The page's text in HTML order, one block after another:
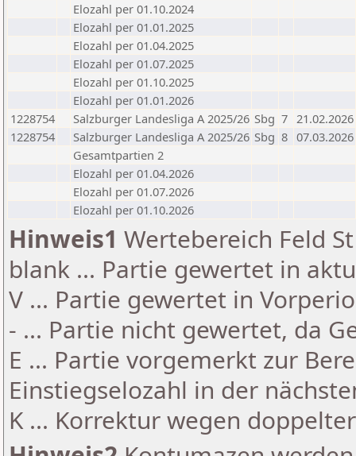
Elozahl per 01.10.2024
Elozahl per 01.01.2025
Elozahl per 01.04.2025
Elozahl per 01.07.2025
Elozahl per 01.10.2025
Elozahl per 01.01.2026
1228754
Salzburger Landesliga A 2025/26 Sbg 7 21.02.2026
1228754
Salzburger Landesliga A 2025/26 Sbg 8 07.03.2026
Gesamtpartien 2
Elozahl per 01.04.2026
Elozahl per 01.07.2026
Elozahl per 01.10.2026
Hinweis1 Wertebereich Feld
blank ... Partie gewertet in
V ... Partie gewertet in
- ... Partie nicht gewertet, da
E ... Partie vorgemerkt zur
Einstiegselozahl in der
K ... Korrektur wegen